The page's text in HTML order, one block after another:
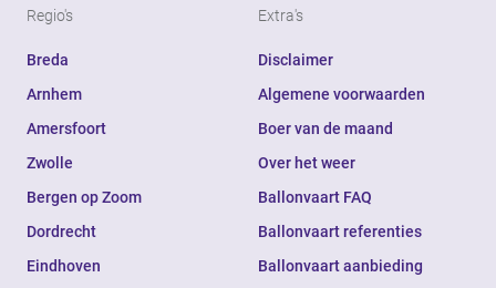
Regio's
Breda
Arnhem
Amersfoort
Zwolle
Bergen op Zoom
Dordrecht
Eindhoven
Extra's
Disclaimer
Algemene voorwaarden
Boer van de maand
Over het weer
Ballonvaart FAQ
Ballonvaart referenties
Ballonvaart aanbieding